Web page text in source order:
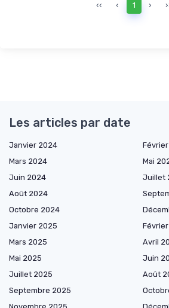
‹‹ ‹ 1 ›
Les articles par date
Janvier 2024
Mars 2024
Mai
Juin 2024
Juillet
Août 2024
Octobre 2024
Janvier 2025
Mars 2025
Avril
Mai 2025
Juin
Juillet 2025
Août
Septembre 2025